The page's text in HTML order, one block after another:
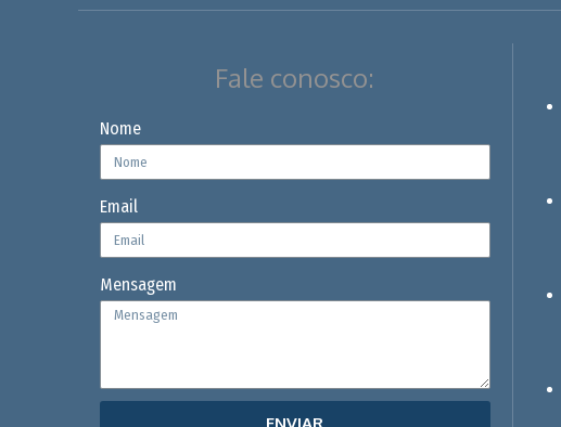
Fale conosco:
Nome
Email
Mensagem